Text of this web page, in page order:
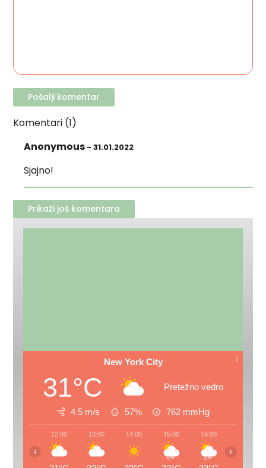
Komentari (1)
Anonymous - 31.01.2022
Sjajno!
Prikaži još komentara
New York City
31°C Pretežno vedro
4.5 m/s 57% 762 mmHg
12:00 13:00 14:00 15:00 16:00
‹ ›